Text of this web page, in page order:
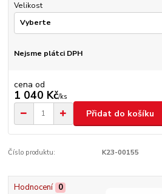
Velikost
Nejsme plátci DPH
cena od
1 040 Kč/ks
Přidat do košíku
Číslo produktu: K23-00155
Hodnocení 0